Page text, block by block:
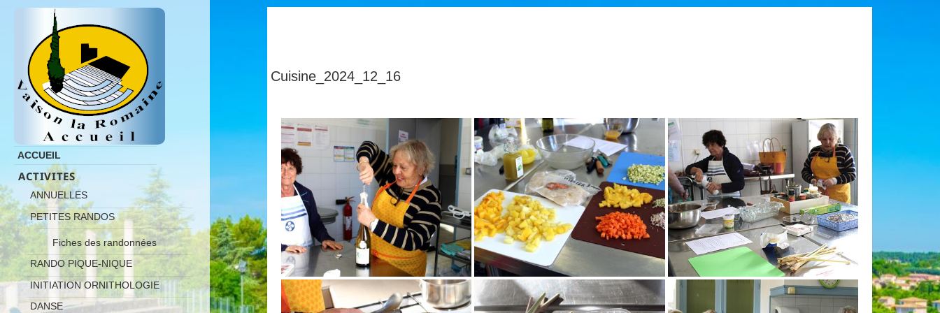
ACCUEIL
ACTIVITES
ANNUELLES
PETITES RANDOS
Fiches des randonnées
RANDO PIQUE-NIQUE
INITIATION ORNITHOLOGIE
DANSE
Cuisine_2024_12_16